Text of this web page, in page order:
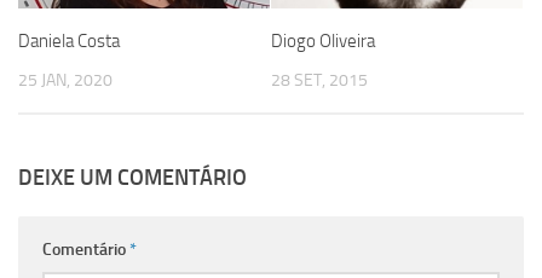
Daniela Costa
25 JAN, 2020
Diogo Oliveira
28 SET, 2015
DEIXE UM COMENTÁRIO
Comentário*